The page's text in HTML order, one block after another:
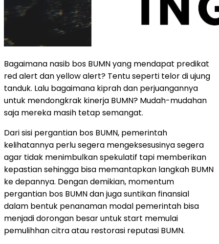
Bagaimana nasib bos BUMN yang mendapat predikat
red alert dan yellow alert? Tentu seperti telor di ujung
tanduk. Lalu bagaimana kiprah dan perjuangannya
untuk mendongkrak kinerja BUMN? Mudah-mudahan
saja mereka masih tetap semangat.
Dari sisi pergantian bos BUMN, pemerintah
kelihatannya perlu segera mengeksesusinya segera
agar tidak menimbulkan spekulatif tapi memberikan
kepastian sehingga bisa memantapkan langkah BUMN
ke depannya. Dengan demikian, momentum
pergantian bos BUMN dan juga suntikan finansial
dalam bentuk penanaman modal pemerintah bisa
menjadi dorongan besar untuk start memulai
pemulihhan citra atau restorasi reputasi BUMN.